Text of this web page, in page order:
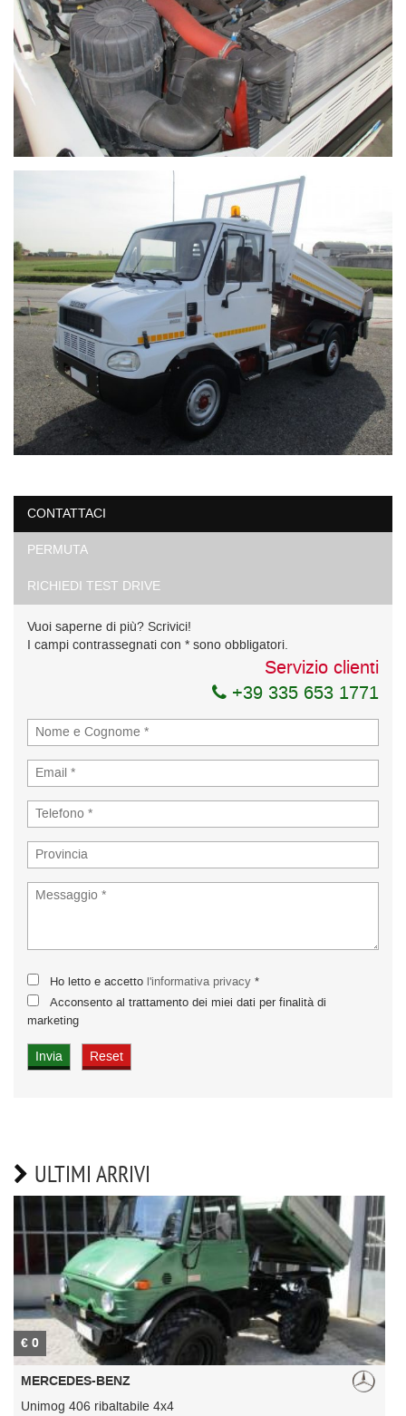
CONTATTACI
PERMUTA
RICHIEDI TEST DRIVE
Vuoi saperne di più? Scrivici!
I campi contrassegnati con * sono obbligatori.
Servizio clienti
+39 335 653 1771
Ho letto e accetto l'informativa privacy *
Acconsento al trattamento dei miei dati per finalità di
marketing
ULTIMI ARRIVI
€ 0
MERCEDES-BENZ
Unimog 406 ribaltabile 4x4